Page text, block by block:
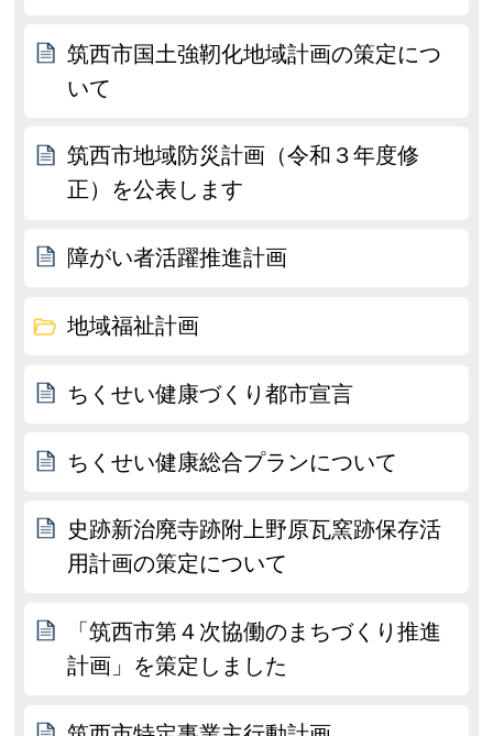
筑西市国土強靭化地域計画の策定につ
いて
筑西市地域防災計画（令和３年度修
正）を公表します
障がい者活躍推進計画
地域福祉計画
ちくせい健康づくり都市宣言
ちくせい健康総合プランについて
史跡新治廃寺跡附上野原瓦窯跡保存活
用計画の策定について
「筑西市第４次協働のまちづくり推進
計画」を策定しました